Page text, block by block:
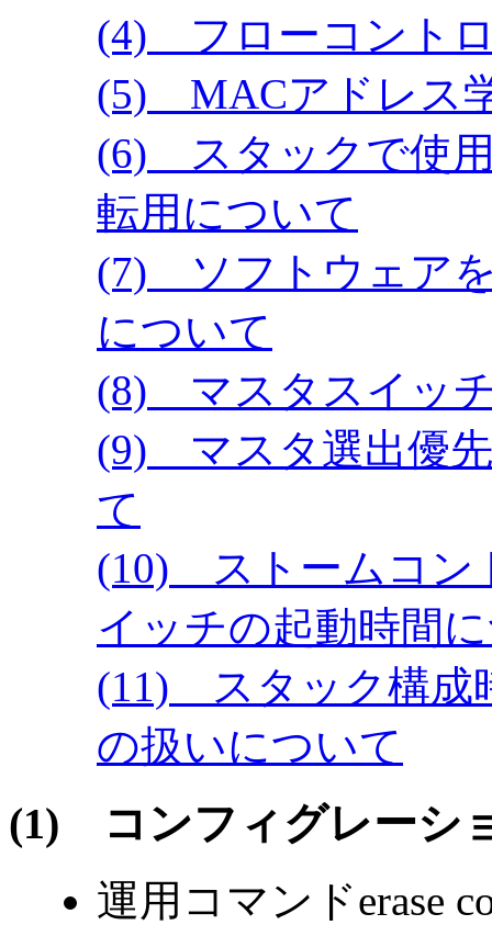
(4) フローコント
(5) MACアドレス
(6) スタックで使
転用について
(7) ソフトウェア
について
(8) マスタスイッ
(9) マスタ選出優
て
(10) ストームコン
イッチの起動時間
(11) スタック構成
の扱いについて
(1) コンフィグレーシ
運用コマンドerase